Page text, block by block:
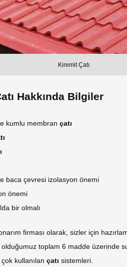
Kiremit Çatı
Hakkında Bilgiler
kumlu membran çatı
baca çevresi izolasyon önemi
önemi
bir olmalı
firması olarak, sizler için
olduğumuz toplam 6 madde üzerinde
kullanılan çatı sistemleri.